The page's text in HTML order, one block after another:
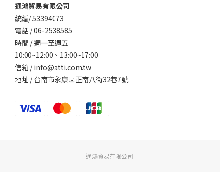
通鴻貿易有限公司
統編/ 53394073
電話 / 06-2538585
時間 / 週一至週五
10:00~12:00、 13:00~17:00
信箱 / info@atti.com.tw
地址 / 台南市永康區正南八街32巷7號
通鴻貿易有限公司